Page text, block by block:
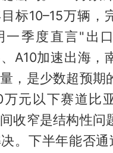
标10–15万辆，
一季度直言"出
A10加速出海，
，是少数超预期
万元以下赛道比
收窄是结构性问
。下半年能否通